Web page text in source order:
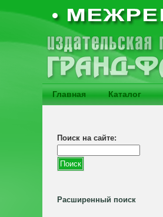
Главная Каталог
Поиск на сайте:
Расширенный поиск